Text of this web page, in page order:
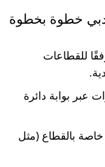
خطوة بخطوة
للقطاعات
3 خيارات عبر بوابة دائرة
بالقطاع (مثل